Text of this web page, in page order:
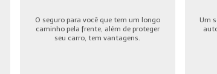
O seguro para você que tem um longo
caminho pela frente, além de proteger
seu carro, tem vantagens.
Um